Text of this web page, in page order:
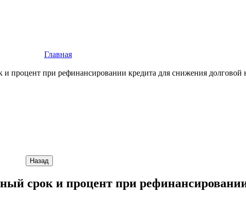
Главная
процент при рефинансировании кредита для снижения долговой
Назад
срок и процент при